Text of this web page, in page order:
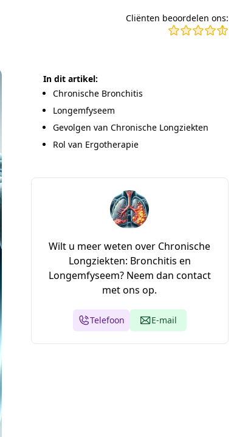
Cliënten beoordelen ons:
In dit artikel:
Chronische Bronchitis
Longemfyseem
Gevolgen van Chronische Longziekten
Rol van Ergotherapie
Wilt u meer weten over Chronische
Longziekten: Bronchitis en
Longemfyseem? Neem dan contact
met ons op.
Telefoon E-mail